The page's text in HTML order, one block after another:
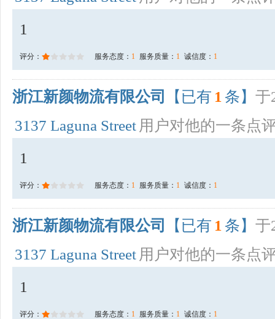
1
评分： 服务态度： 1 服务质量： 1 诚信度： 1
浙江新颜物流有限公司 【已有 1 条】 于
3137 Laguna Street 用户对他的一条点
1
评分： 服务态度： 1 服务质量： 1 诚信度： 1
浙江新颜物流有限公司 【已有 1 条】 于
3137 Laguna Street 用户对他的一条点
1
评分： 服务态度： 1 服务质量： 1 诚信度： 1